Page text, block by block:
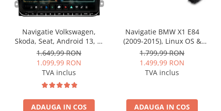
Navigatie Volkswagen,
Skoda, Seat, Android 13, S-
Quadcore / 4GB RAM +
64GB ROM, 9 Inch - AD-
BGSW94L
1.649,99 RON
1.099,99 RON
TVA inclus
ADAUGA IN COS
Navigatie BMW X1 E84
(2009-2015), Linux OS &
OEM, Varianta iDrive,
CarPlay & Android Auto
Wireless, MirrorLink,
BGRKITBM004
1.799,99 RON
1.499,99 RON
TVA inclus
ADAUGA IN COS